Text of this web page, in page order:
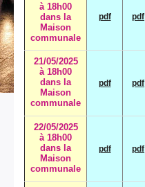
à 18h00
dans la
Maison
communale
pdf pdf
21/05/2025
à 18h00
dans la
Maison
communale
pdf pdf
22/05/2025
à 18h00
dans la
Maison
communale
pdf pdf